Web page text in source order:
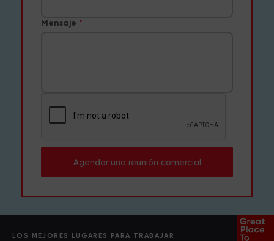
Mensaje
Agendar una reunión comercial
LOS MEJORES LUGARES PARA TRABAJAR